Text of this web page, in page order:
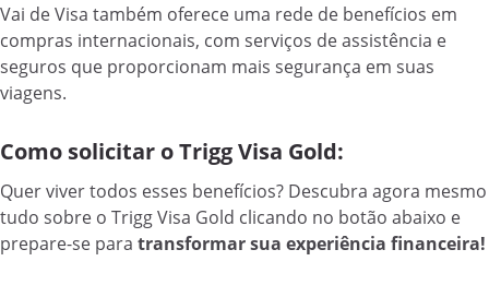
Vai de Visa também oferece uma rede de benefícios em
compras internacionais, com serviços de assistência e
seguros que proporcionam mais segurança em suas
viagens.
Como solicitar o Trigg Visa Gold:
Quer viver todos esses benefícios? Descubra agora mesmo
tudo sobre o Trigg Visa Gold clicando no botão abaixo e
prepare-se para transformar sua experiência financeira!